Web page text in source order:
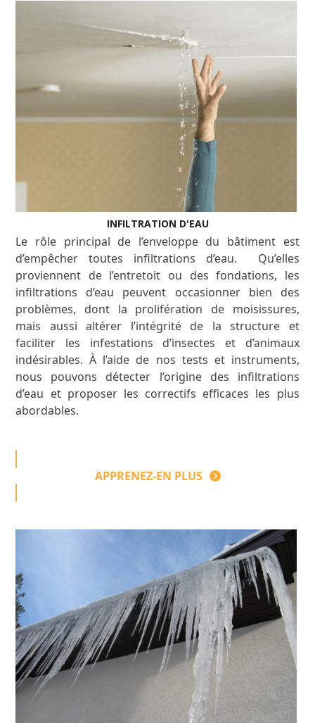
INFILTRATION D'EAU
Le rôle principal de l’enveloppe du bâtiment est
d’empêcher toutes infiltrations d’eau. Qu’elles
proviennent de l’entretoit ou des fondations, les
infiltrations d’eau peuvent occasionner bien des
problèmes, dont la prolifération de moisissures,
mais aussi altérer l’intégrité de la structure et
faciliter les infestations d’insectes et d’animaux
indésirables. À l’aide de nos tests et instruments,
nous pouvons détecter l’origine des infiltrations
d’eau et proposer les correctifs efficaces les plus
abordables.
APPRENEZ-EN PLUS